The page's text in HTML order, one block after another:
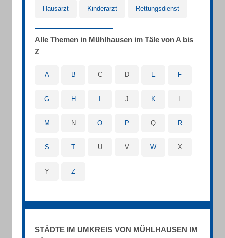
Hausarzt Kinderarzt Rettungsdienst
Alle Themen in Mühlhausen im Täle von A bis
Z
A B C D E F
G H J K L
M N O P Q R
S T U V W X
Y Z
STÄDTE IM UMKREIS VON MÜHLHAUSEN IM